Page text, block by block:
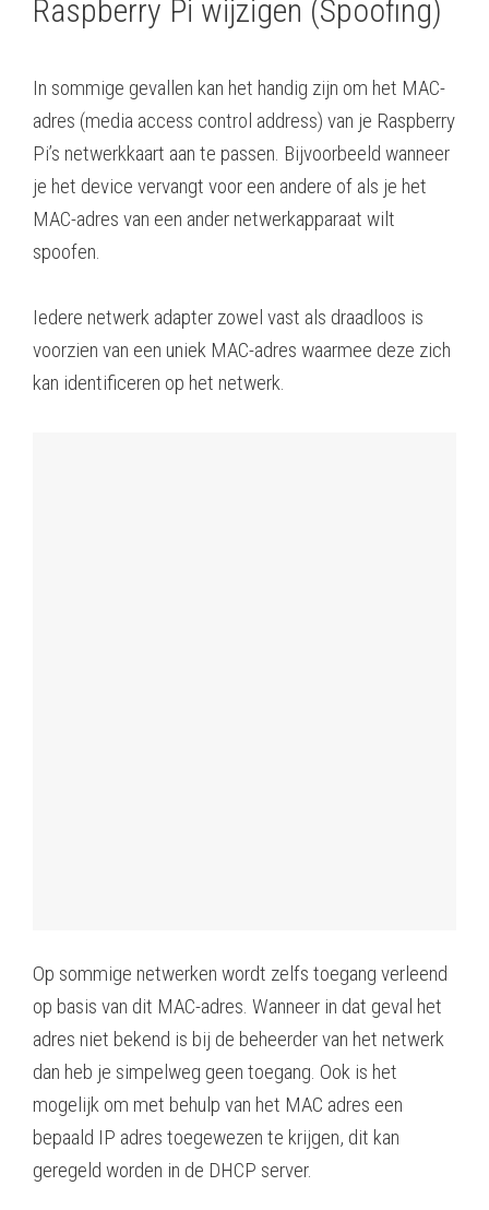
Raspberry Pi wijzigen (Spoofing)
In sommige gevallen kan het handig zijn om het MAC-
adres (media access control address) van je Raspberry
Pi’s netwerkkaart aan te passen. Bijvoorbeeld wanneer
je het device vervangt voor een andere of als je het
MAC-adres van een ander netwerkapparaat wilt
spoofen.
Iedere netwerk adapter zowel vast als draadloos is
voorzien van een uniek MAC-adres waarmee deze zich
kan identificeren op het netwerk.
Op sommige netwerken wordt zelfs toegang verleend
op basis van dit MAC-adres. Wanneer in dat geval het
adres niet bekend is bij de beheerder van het netwerk
dan heb je simpelweg geen toegang. Ook is het
mogelijk om met behulp van het MAC adres een
bepaald IP adres toegewezen te krijgen, dit kan
geregeld worden in de DHCP server.